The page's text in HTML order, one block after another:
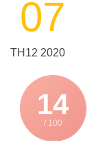
07
TH12 2020
14
/ 100